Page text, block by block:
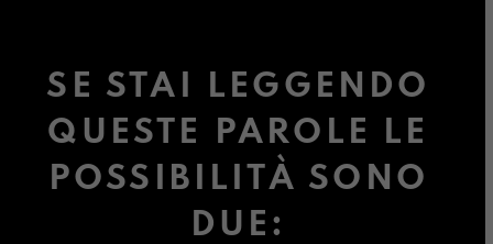
SE STAI LEGGENDO
QUESTE PAROLE LE
POSSIBILITÀ SONO
DUE: